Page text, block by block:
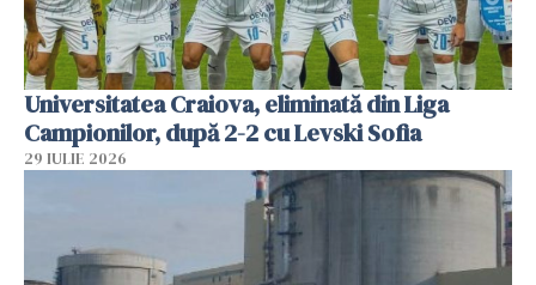
Universitatea Craiova, eliminată din Liga
Campionilor, după 2-2 cu Levski Sofia
29 IULIE 2026